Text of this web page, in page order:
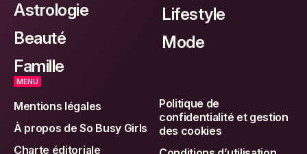
Astrologie
Beauté
Famille
Lifestyle
Mode
MENU
Mentions légales
À propos de So Busy Girls
Charte éditoriale
Politique de
confidentialité et gestion
des cookies